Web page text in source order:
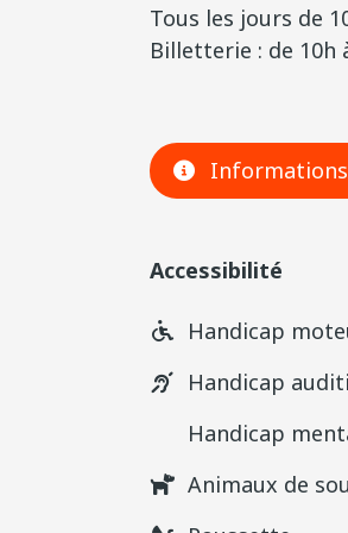
Tous les jours de
Billetterie : de 10h
Accessibilité
Handicap
Handicap
Handicap
Animaux de